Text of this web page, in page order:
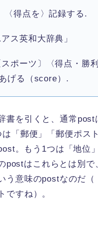
〈得点を〉記録する.
アス英和大辞典」
スポーツ〕〈得点・勝
げる（score）.
書を引くと、通常post
は「郵便」「郵便ポス
。もう1つは「地位
postはこれらとは別で
う意味のpostなのだ（
ですね）。